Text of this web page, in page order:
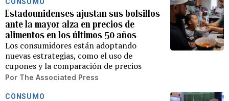
Estadounidenses ajustan sus bolsillos
ante la mayor alza en precios de
alimentos en los últimos 50 años
Los consumidores están adoptando
nuevas estrategias, como el uso de
cupones y la comparación de precios
Por The Associated Press
CONSUMO